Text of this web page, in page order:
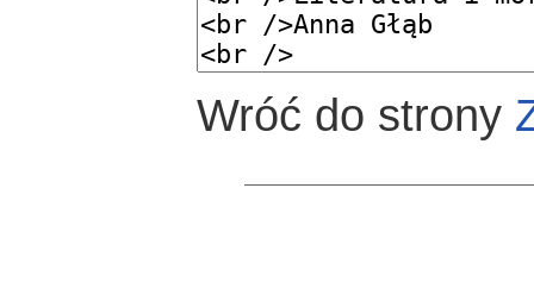
Wróć do strony